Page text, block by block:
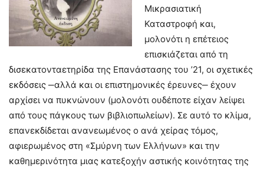
Μικρασιατική
Καταστροφή και,
μολονότι η επέτειος
επισκιάζεται από τη
δισεκατονταετηρίδα της Επανάστασης του ’21, οι σχετικές
εκδόσεις ‒αλλά και οι επιστημονικές έρευνες‒ έχουν
αρχίσει να πυκνώνουν (μολονότι ουδέποτε είχαν λείψει
από τους πάγκους των βιβλιοπωλείων). Σε αυτό το κλίμα,
επανεκδίδεται ανανεωμένος ο ανά χείρας τόμος,
αφιερωμένος στη «Σμύρνη των Ελλήνων» και την
καθημερινότητα μιας κατεξοχήν αστικής κοινότητας της